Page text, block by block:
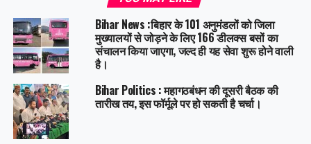
Bihar News :बिहार के 101 अनुमंडलों को जिला
मुख्यालयों से जोड़ने के लिए 166 डीलक्स बसों का
संचालन किया जाएगा, जल्द ही यह सेवा शुरू होने वाली
है।
Bihar Politics : महागठबंधन की दूसरी बैठक की
तारीख तय, इस फॉर्मूले पर हो सकती है चर्चा।